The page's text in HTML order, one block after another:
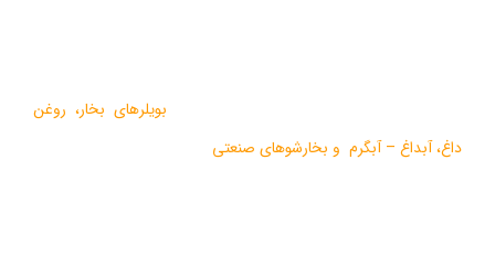
بویلرهای بخار، روغن
داغ،آبداغ –آبگرم و بخارشوهای صنعتی